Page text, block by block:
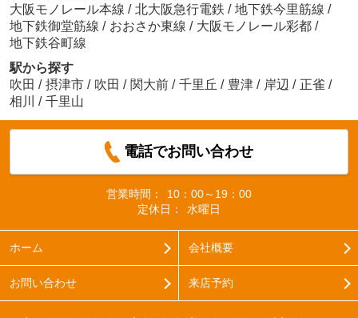
大阪モノレール本線 / 北大阪急行電鉄 / 地下鉄今里筋線 /
地下鉄御堂筋線 / おおさか東線 / 大阪モノレール彩都 /
地下鉄谷町線
駅から探す
吹田 / 摂津市 / 吹田 / 関大前 / 千里丘 / 豊津 / 岸辺 / 正雀 /
相川
/ 千里山
電話でお問い合わせ
営業時間：
10：00～19：00
定休日：
水曜日
ホーム 会社概要
お問い合わせ 来店予約